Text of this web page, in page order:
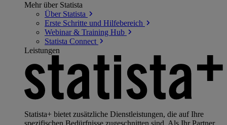
Mehr über Statista
Über Statista
Erste Schritte und Hilfebereich
Webinar & Training Hub
Statista Connect
Leistungen
Statista+ bietet zusätzliche Dienstleistungen, die auf Ihre
spezifischen Bedürfnisse zugeschnitten sind. Als Ihr Partner